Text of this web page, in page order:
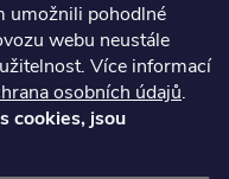
umožnili pohodlné
webu neustále
Více informací
osobních údajů.
cookies, jsou